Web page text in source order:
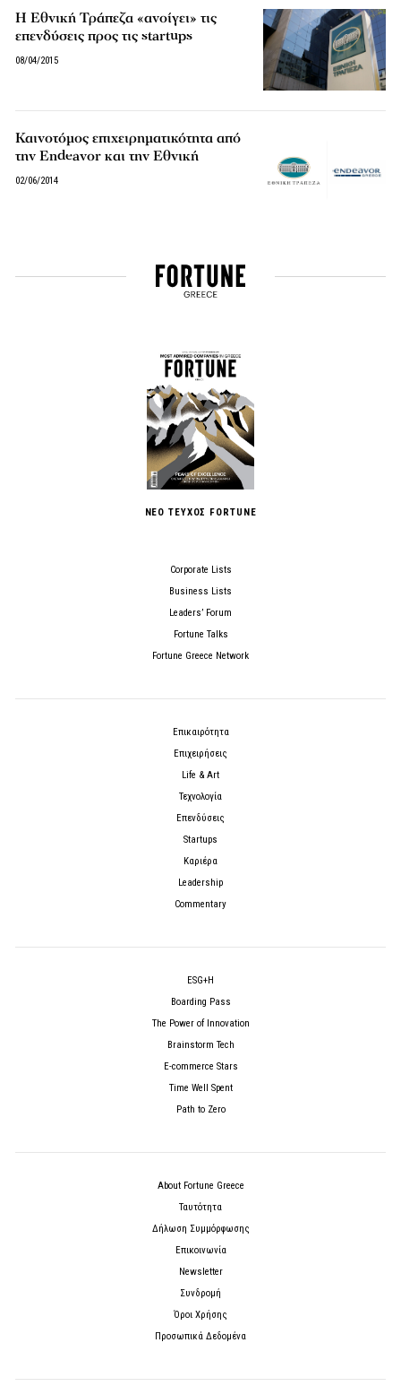
Η Εθνική Τράπεζα «ανοίγει» τις
επενδύσεις προς τις startups
08/04/2015
Καινοτόμος επιχειρηματικότητα από
την Endeavor και την Εθνική
02/06/2014
ΝΕΟ ΤΕΥΧΟΣ FORTUNE
Corporate Lists
Business Lists
Leaders’ Forum
Fortune Talks
Fortune Greece Network
Επικαιρότητα
Επιχειρήσεις
Life & Art
Τεχνολογία
Επενδύσεις
Startups
Καριέρα
Leadership
Commentary
ESG+H
Boarding Pass
The Power of Innovation
Brainstorm Tech
E-commerce Stars
Time Well Spent
Path to Zero
About Fortune Greece
Ταυτότητα
Δήλωση Συμμόρφωσης
Επικοινωνία
Newsletter
Συνδρομή
Όροι Χρήσης
Προσωπικά Δεδομένα